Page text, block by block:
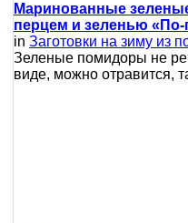
Маринованные
перцем и зеленью «По-
in Заготовки на зиму из
Зеленые помидоры не
виде, можно отравится,